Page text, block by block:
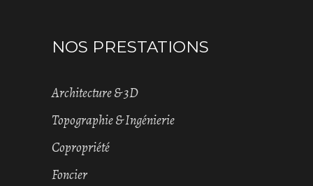
NOS PRESTATIONS
Architecture & 3D
Topographie & Ingénierie
Copropriété
Foncier